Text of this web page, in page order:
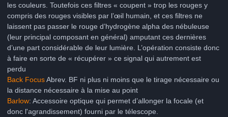
les couleurs. Toutefois ces filtres « coupent » trop les rouges y
compris des rouges visibles par l’œil humain, et ces filtres ne
laissent pas passer le rouge d’hydrogène alpha des nébuleuse
(leur principal composant en général) amputant ces dernières
d’une part considérable de leur lumière. L’opération consiste donc
à faire en sorte de « récupérer » ce signal qui autrement est
perdu
Back FocusAbrev. BF ni plus ni moins que le tirage nécessaire ou
la distance nécessaire à la mise au point
Barlow: Accessoire optique qui permet d’allonger la focale (et
donc l'agrandissement) fourni par le télescope.